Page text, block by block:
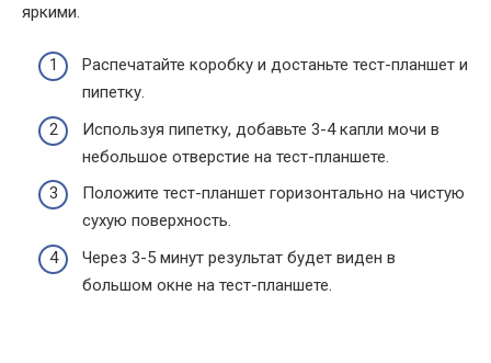
яркими.
Распечатайте коробку и достаньте тест-планшет и
пипетку.
Используя пипетку, добавьте 3-4 капли мочи в
небольшое отверстие на тест-планшете.
Положите тест-планшет горизонтально на чистую
сухую поверхность.
Через 3-5 минут результат будет виден в
большом окне на тест-планшете.